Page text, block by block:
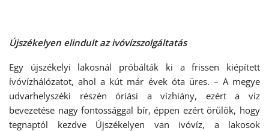
Újszékelyen elindult az ivóvízszolgáltatás
Egy újszékelyi lakosnál próbálták ki a frissen kiépített
ívóvízhálózatot, ahol a kút már évek óta üres. – A megye
udvarhelyszéki részén óriási a vízhiány, ezért a víz
bevezetése nagy fontossággal bír, éppen ezért örülök, hogy
tegnaptól kezdve Újszékelyen van ivóvíz, a lakosok